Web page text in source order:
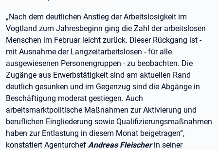
„Nach dem deutlichen Anstieg der Arbeitslosigkeit im
Vogtland zum Jahresbeginn ging die Zahl der arbeitslosen
Menschen im Februar leicht zurück. Dieser Rückgang ist -
mit Ausnahme der Langzeitarbeitslosen - für alle
ausgewiesenen Personengruppen - zu beobachten. Die
Zugänge aus Erwerbstätigkeit sind am aktuellen Rand
deutlich gesunken und im Gegenzug sind die Abgänge in
Beschäftigung moderat gestiegen. Auch
arbeitsmarktpolitische Maßnahmen zur Aktivierung und
beruflichen Eingliederung sowie Qualifizierungsmaßnahmen
haben zur Entlastung in diesem Monat beigetragen“,
konstatiert Agenturchef Andreas Fleischerin seiner